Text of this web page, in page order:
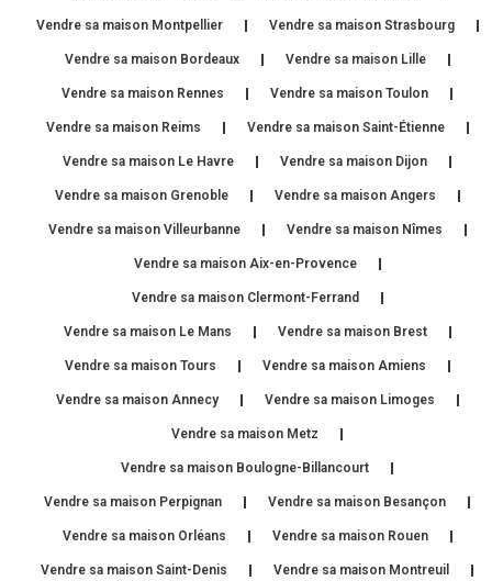
Vendre sa maison Montpellier Vendre sa maison Strasbourg
Vendre sa maison Bordeaux Vendre sa maison Lille
Vendre sa maison Rennes Vendre sa maison Toulon
Vendre sa maison Reims Vendre sa maison Saint-Étienne
Vendre sa maison Le Havre Vendre sa maison Dijon
Vendre sa maison Grenoble Vendre sa maison Angers
Vendre sa maison Villeurbanne Vendre sa maison Nîmes
Vendre sa maison Aix-en-Provence
Vendre sa maison Clermont-Ferrand
Vendre sa maison Le Mans Vendre sa maison Brest
Vendre sa maison Tours Vendre sa maison Amiens
Vendre sa maison Annecy Vendre sa maison Limoges
Vendre sa maison Metz
Vendre sa maison Boulogne-Billancourt
Vendre sa maison Perpignan Vendre sa maison Besançon
Vendre sa maison Orléans Vendre sa maison Rouen
Vendre sa maison Saint-Denis Vendre sa maison Montreuil